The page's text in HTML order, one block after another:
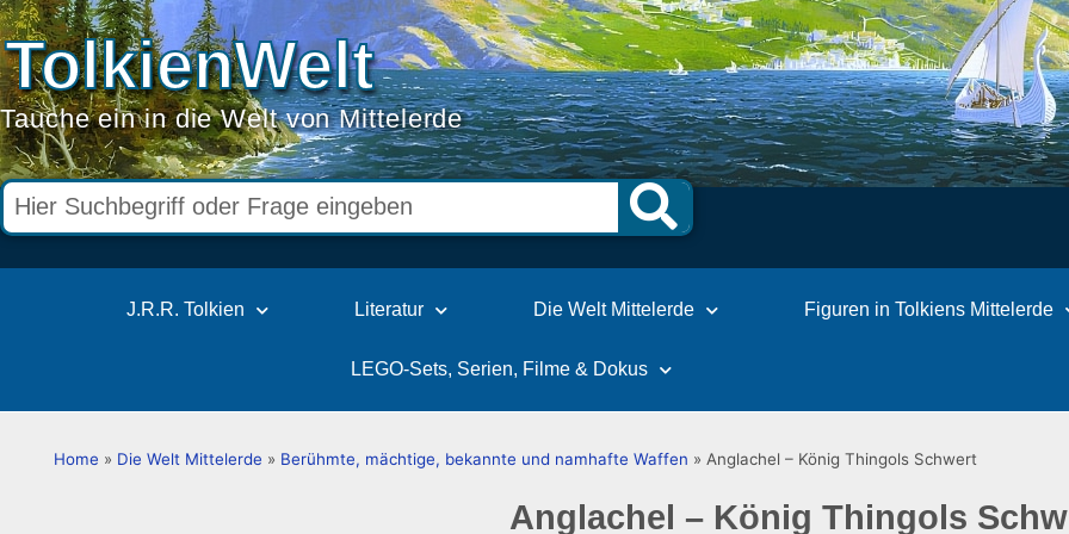
TolkienWelt
Tauche ein in die Welt von Mittelerde
J.R.R. Tolkien Literatur Die Welt Mittelerde Figuren in Tolkiens Mittelerde
LEGO-Sets, Serien, Filme & Dokus
Home » Die Welt Mittelerde » Berühmte, mächtige, bekannte und namhafte Waffen » Anglachel – König Thingols Schwert
Anglachel – König Thingols